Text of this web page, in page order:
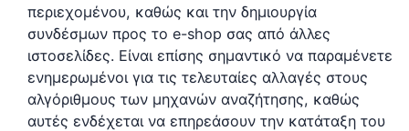
περιεχομένου, καθώς και την δημιουργία
συνδέσμων προς το e-shop σας από άλλες
ιστοσελίδες. Είναι επίσης σημαντικό να παραμένετε
ενημερωμένοι για τις τελευταίες αλλαγές στους
αλγόριθμους των μηχανών αναζήτησης, καθώς
αυτές ενδέχεται να επηρεάσουν την κατάταξη του